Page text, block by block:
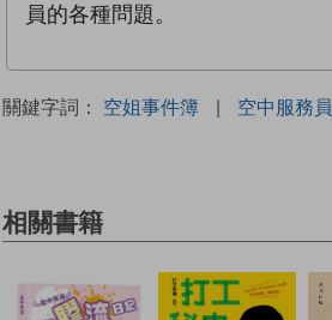
員的各種問題。
關鍵字詞： 空姐事件簿 | 空中服務員
相關書籍